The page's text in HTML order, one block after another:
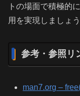
トの場面で積極的
用を実現しましょう
参考・参照リ
man7.org –